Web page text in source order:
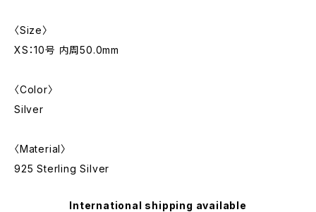
〈Size〉
XS：10号 内周50.0mm
〈Color〉
Silver
〈Material〉
925 Sterling Silver
International shipping available